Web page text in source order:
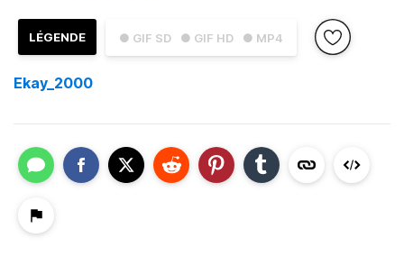
● GIF SD ● GIF HD ● MP4
LÉGENDE
Ekay_2000